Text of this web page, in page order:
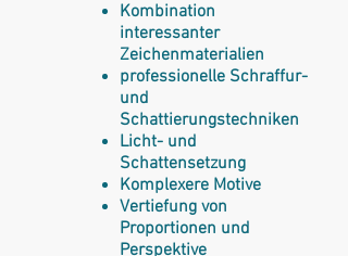
Kombination
interessanter
Zeichenmaterialien
professionelle Schraffur-
und
Schattierungstechniken
Licht- und
Schattensetzung
Komplexere Motive
Vertiefung von
Proportionen und
Perspektive